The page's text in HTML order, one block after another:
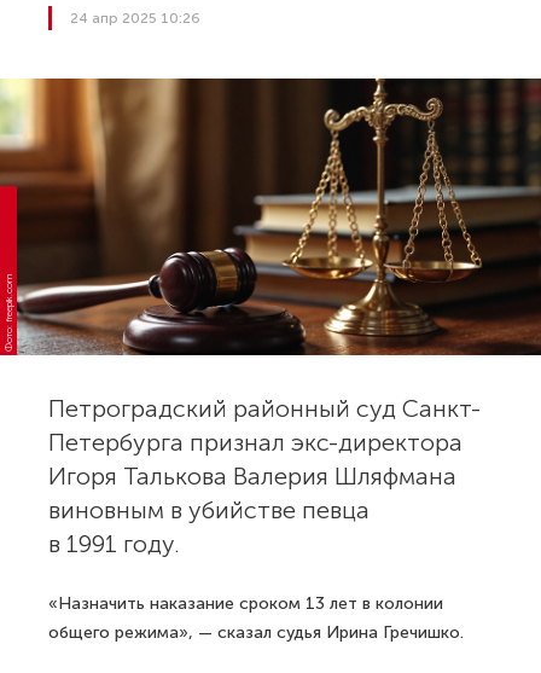
24 апр 2025 10:26
Фото: freepik.com
Петроградский районный суд Санкт-
Петербурга признал экс-директора
Игоря Талькова Валерия Шляфмана
виновным в убийстве певца
в 1991 году.
«Назначить наказание сроком 13 лет в колонии
общего режима», — сказал судья Ирина Гречишко.